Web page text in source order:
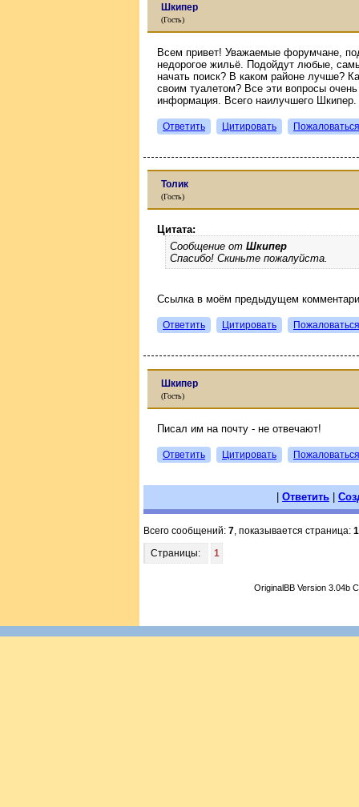
Шкипер
(Гость)
Всем привет! Уважаемые форумчане,
недорогое жильё. Подойдут любые,
начать поиск? В каком районе лучше?
своим туалетом? Все эти вопросы
информация. Всего наилучшего Шкипер.
Ответить Цитировать Пожаловаться
Толик
(Гость)
Цитата:
Сообщение от Шкипер
Спасибо! Скиньте пожалуйста.
Ссылка в моём предыдущем
Ответить Цитировать Пожаловаться
Шкипер
(Гость)
Писал им на почту - не отвечают!
Ответить Цитировать Пожаловаться
| Ответить |
Всего сообщений: 7 , показывается страница: 1
Страницы:
1
OriginalBB Version 3.04b